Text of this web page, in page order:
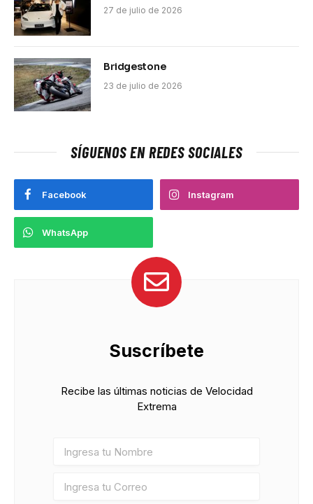
27 de julio de 2026
Bridgestone
23 de julio de 2026
SÍGUENOS EN REDES SOCIALES
Facebook Instagram
WhatsApp
Suscríbete
Recibe las últimas noticias de Velocidad
Extrema